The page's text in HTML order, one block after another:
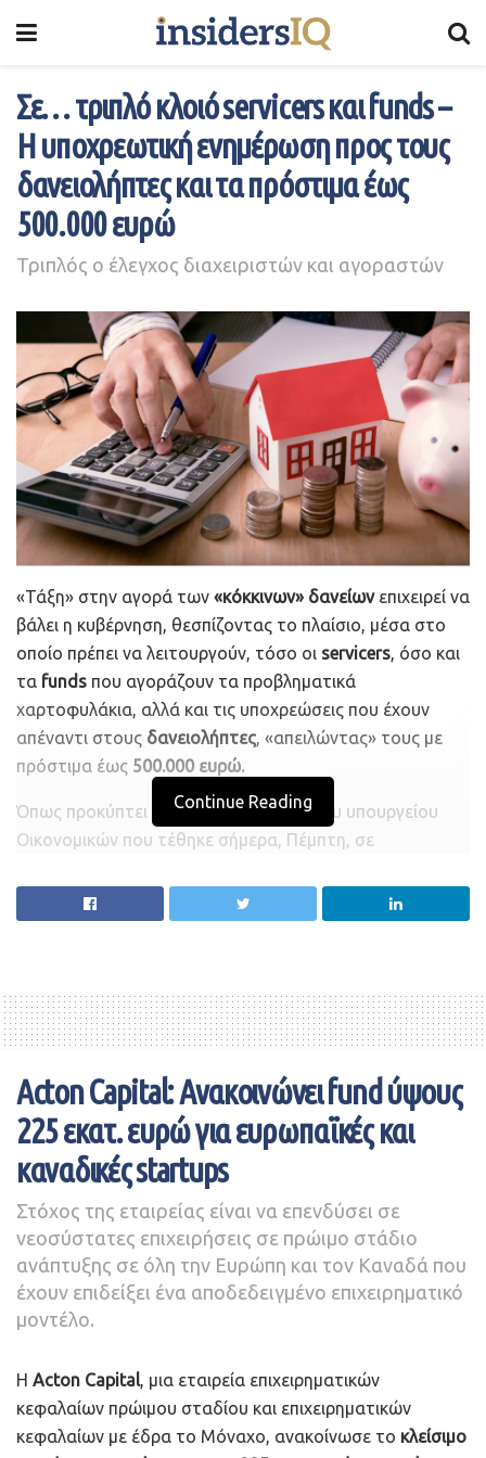
Σε… τριπλό κλοιό servicers και funds –
Η υποχρεωτική ενημέρωση προς τους
δανειολήπτες και τα πρόστιμα έως
500.000 ευρώ
Τριπλός ο έλεγχος διαχειριστών και αγοραστών
«Τάξη» στην αγορά των «κόκκινων» δανείωνεπιχειρεί να
βάλει η κυβέρνηση, θεσπίζοντας το πλαίσιο, μέσα στο
οποίο πρέπει να λειτουργούν, τόσο οι servicers, όσο και
τα funds που αγοράζουν τα προβληματικά
χαρτοφυλάκια, αλλά και τις υποχρεώσεις που έχουν
απέναντι στους δανειολήπτες, «απειλώντας» τους με
πρόστιμα έως 500.000 ευρώ.
Όπως προκύπτει από το νομοσχέδιο του υπουργείου
Οικονομικών που τέθηκε σήμερα, Πέμπτη, σε
δανείων θα είναι τριπλός:
επικοινωνίας με τους δανειολήπτες.
Από το υπουργείο Ανάπτυξης που θα είναι αρμόδιο για
την τήρηση και λειτουργία του
ηλεκτρονικού
συστήματος προσωποποιημένης πληροφόρησηςτου
δανειολήπτη που τηρούν οι διαχειριστές και οι
αγοραστές πιστώσεων και, τέλος,
Από την Αρχή Προστασίας Δεδομένων Προσωπικού
Χαρακτήρα, η οποία θα ελέγχει την προστασία και τον
σεβασμό των προσωπικών στοιχείωνκαι της ιδιωτικής
ζωής των δανειοληπτών στις σχέσεις τους
με servicers και funds.
παραπάνω μπορεί, σύμφωνα με το σ/ν, να «απευθύνει
εντολή ή σύσταση συμμόρφωσης προς το υπεύθυνο
φυσικό πρόσωπο ή τον διαχειριστή πιστώσεων ή τον
Continue Reading
Acton Capital: Ανακοινώνει fund ύψους
225 εκατ. ευρώ για ευρωπαϊκές και
καναδικές startups
Στόχος της εταιρείας είναι να επενδύσει σε
νεοσύστατες επιχειρήσεις σε πρώιμο στάδιο
ανάπτυξης σε όλη την Ευρώπη και τον Καναδά που
έχουν επιδείξει ένα αποδεδειγμένο επιχειρηματικό
μοντέλο.
Η Acton Capital, μια εταιρεία επιχειρηματικών
κεφαλαίων πρώιμου σταδίου και επιχειρηματικών
κεφαλαίων με έδρα το Μόναχο, ανακοίνωσε το κλείσιμο